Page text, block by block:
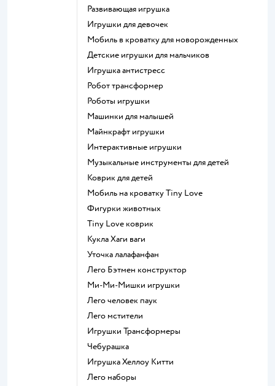
Развивающая игрушка
Игрушки для девочек
Мобиль в кроватку для новорожденных
Детские игрушки для мальчиков
Игрушка антистресс
Робот трансформер
Роботы игрушки
Машинки для малышей
Майнкрафт игрушки
Интерактивные игрушки
Музыкальные инструменты для детей
Коврик для детей
Мобиль на кроватку Tiny Love
Фигурки животных
Tiny Love коврик
Кукла Хаги ваги
Уточка лалафанфан
Лего Бэтмен конструктор
Ми-Ми-Мишки игрушки
Лего человек паук
Лего мстители
Игрушки Трансформеры
Чебурашка
Игрушка Хеллоу Китти
Лего наборы